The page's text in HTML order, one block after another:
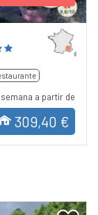
a partir de
309,40 €